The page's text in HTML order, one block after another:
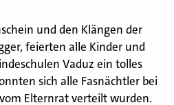
und den Klängen der
feierten alle Kinder und
Vaduz ein tolles
sich alle Fasnächtler bei
Elternrat verteilt wurden.